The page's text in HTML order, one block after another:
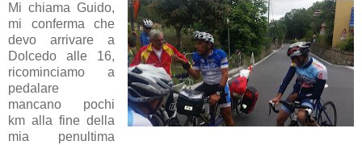
Mi chiama Guido,
mi conferma che
devo arrivare a
Dolcedo alle 16,
ricominciamo a
pedalare
mancano pochi
km alla fine della
mia penultima